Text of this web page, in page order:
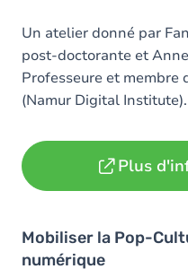
Un atelier donné par
post-doctorante et
Professeure et membre
(Namur Digital Institute).
Plus
Mobiliser la Pop-
numérique